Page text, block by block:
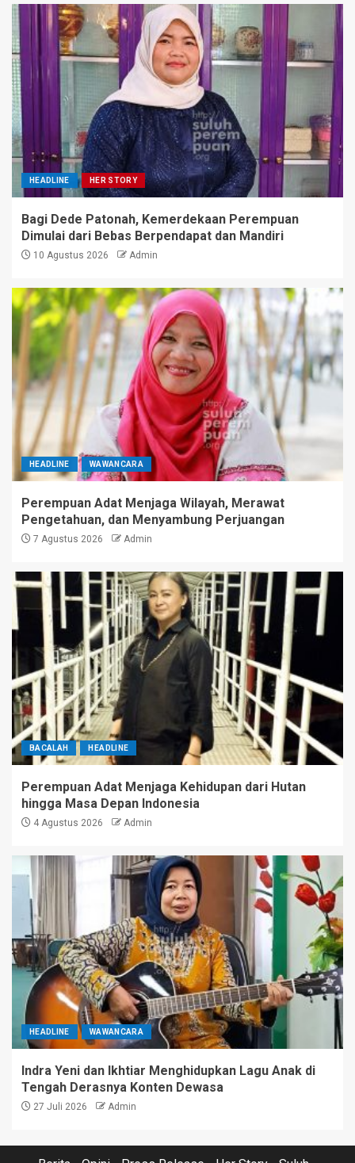
HEADLINE HER STORY
Bagi Dede Patonah, Kemerdekaan Perempuan
Dimulai dari Bebas Berpendapat dan Mandiri
10 Agustus 2026 Admin
HEADLINE WAWANCARA
Perempuan Adat Menjaga Wilayah, Merawat
Pengetahuan, dan Menyambung Perjuangan
7 Agustus 2026 Admin
BACALAH HEADLINE
Perempuan Adat Menjaga Kehidupan dari Hutan
hingga Masa Depan Indonesia
4 Agustus 2026 Admin
HEADLINE WAWANCARA
Indra Yeni dan Ikhtiar Menghidupkan Lagu Anak di
Tengah Derasnya Konten Dewasa
27 Juli 2026 Admin